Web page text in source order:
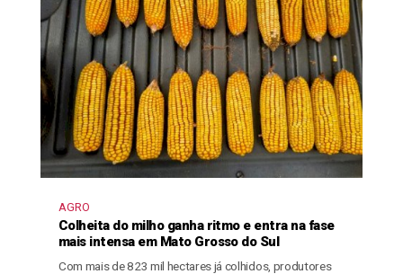
AGRO
Colheita do milho ganha ritmo e entra na fase
mais intensa em Mato Grosso do Sul
Com mais de 823 mil hectares já colhidos, produtores